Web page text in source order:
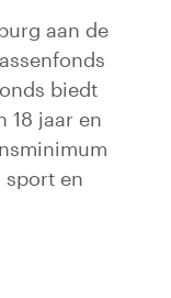
aan de
biedt
18 jaar en
sport en